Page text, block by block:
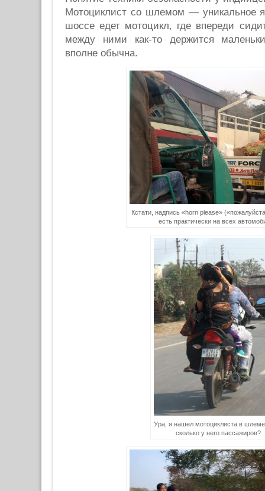
Мотоциклист со шлемом — уникальное
шоссе едет мотоцикл, где впереди
между ними как-то держится
вполне обычна.
Кстати, надпись «horn please»
есть практически на всех
Ура, я нашел мотоциклиста в
сколько у него пассажиров?